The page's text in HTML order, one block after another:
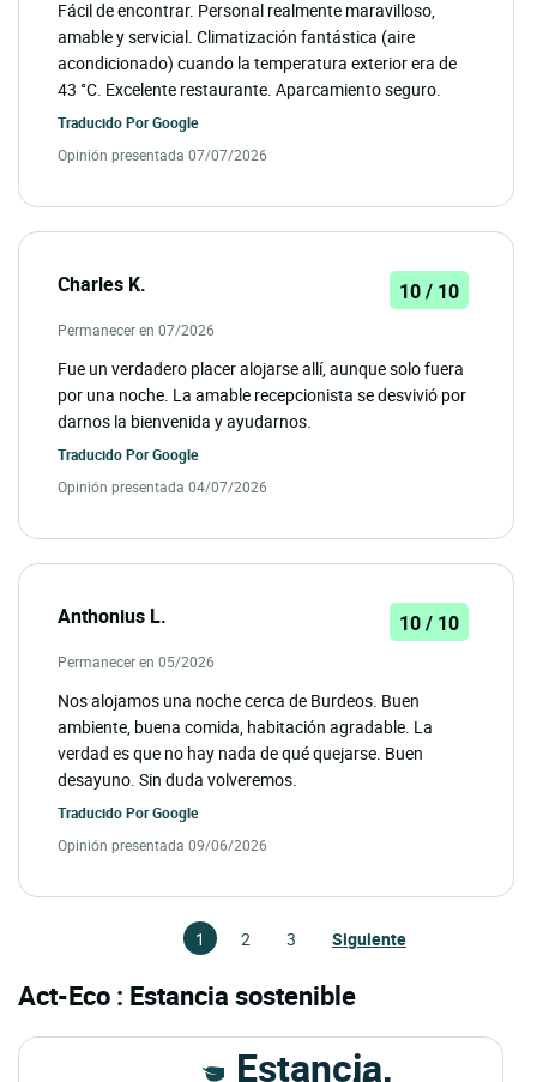
Fácil de encontrar. Personal realmente maravilloso,
amable y servicial. Climatización fantástica (aire
acondicionado) cuando la temperatura exterior era de
43 °C. Excelente restaurante. Aparcamiento seguro.
Traducido PorGoogle
Opinión presentada 07/07/2026
Charles K. 10 / 10
Permanecer en 07/2026
Fue un verdadero placer alojarse allí, aunque solo fuera
por una noche. La amable recepcionista se desvivió por
darnos la bienvenida y ayudarnos.
Traducido PorGoogle
Opinión presentada 04/07/2026
Anthonius L. 10 / 10
Permanecer en 05/2026
Nos alojamos una noche cerca de Burdeos. Buen
ambiente, buena comida, habitación agradable. La
verdad es que no hay nada de qué quejarse. Buen
desayuno. Sin duda volveremos.
Traducido PorGoogle
Opinión presentada 09/06/2026
1 2 3 Siguiente
Act-Eco : Estancia sostenible
Estancia